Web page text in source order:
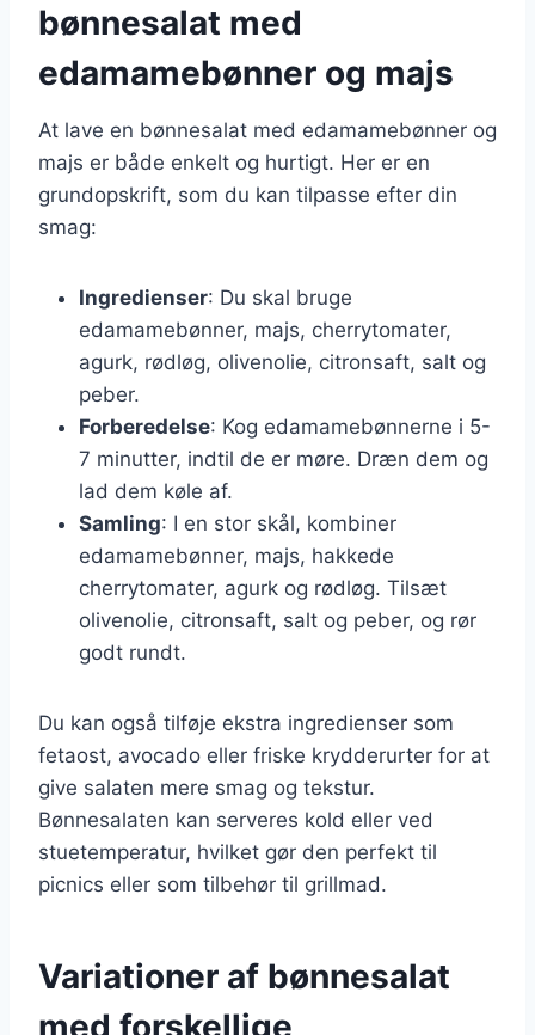
bønnesalat med
edamamebønner og majs
At lave en bønnesalat med edamamebønner og
majs er både enkelt og hurtigt. Her er en
grundopskrift, som du kan tilpasse efter din
smag:
Ingredienser: Du skal bruge
edamamebønner, majs, cherrytomater,
agurk, rødløg, olivenolie, citronsaft, salt og
peber.
Forberedelse: Kog edamamebønnerne i 5-
7 minutter, indtil de er møre. Dræn dem og
lad dem køle af.
Samling: I en stor skål, kombiner
edamamebønner, majs, hakkede
cherrytomater, agurk og rødløg. Tilsæt
olivenolie, citronsaft, salt og peber, og rør
godt rundt.
Du kan også tilføje ekstra ingredienser som
fetaost, avocado eller friske krydderurter for at
give salaten mere smag og tekstur.
Bønnesalaten kan serveres kold eller ved
stuetemperatur, hvilket gør den perfekt til
picnics eller som tilbehør til grillmad.
Variationer af bønnesalat
med forskellige